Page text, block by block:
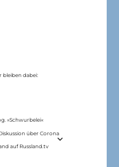
bleiben dabei:
»Schwurbelei«
über Corona
auf Russland.tv